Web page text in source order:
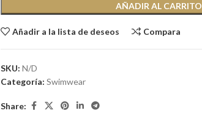
AÑADIR AL CARRITO
Añadir a la lista de deseos Compara
SKU: N/D
Categoría: Swimwear
Share: